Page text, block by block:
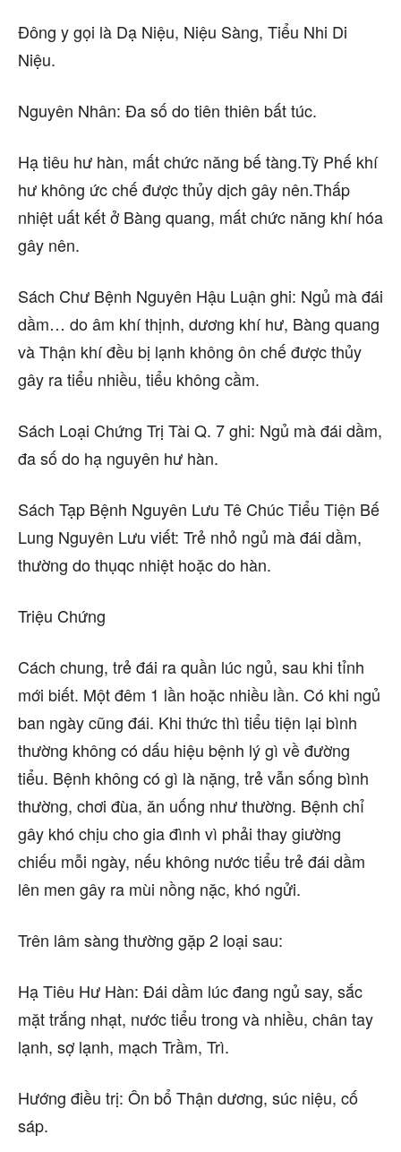
Đông y gọi là Dạ Niệu, Niệu Sàng, Tiểu Nhi Di
Niệu.
Nguyên Nhân: Đa số do tiên thiên bất túc.
Hạ tiêu hư hàn, mất chức năng bế tàng.Tỳ Phế khí
hư không ức chế được thủy dịch gây nên.Thấp
nhiệt uất kết ở Bàng quang, mất chức năng khí hóa
gây nên.
Sách Chư Bệnh Nguyên Hậu Luận ghi: Ngủ mà đái
dầm… do âm khí thịnh, dương khí hư, Bàng quang
và Thận khí đều bị lạnh không ôn chế được thủy
gây ra tiểu nhiều, tiểu không cầm.
Sách Loại Chứng Trị Tài Q. 7 ghi: Ngủ mà đái dầm,
đa số do hạ nguyên hư hàn.
Sách Tạp Bệnh Nguyên Lưu Tê Chúc Tiểu Tiện Bế
Lung Nguyên Lưu viết: Trẻ nhỏ ngủ mà đái dầm,
thường do thụqc nhiệt hoặc do hàn.
Triệu Chứng
Cách chung, trẻ đái ra quần lúc ngủ, sau khi tỉnh
mới biết. Một đêm 1 lần hoặc nhiều lần. Có khi ngủ
ban ngày cũng đái. Khi thức thì tiểu tiện lại bình
thường không có dấu hiệu bệnh lý gì về đường
tiểu. Bệnh không có gì là nặng, trẻ vẫn sống bình
thường, chơi đùa, ăn uống như thường. Bệnh chỉ
gây khó chịu cho gia đình vì phải thay giường
chiếu mỗi ngày, nếu không nước tiểu trẻ đái dầm
lên men gây ra mùi nồng nặc, khó ngửi.
Trên lâm sàng thường gặp 2 loại sau:
Hạ Tiêu Hư Hàn: Đái dầm lúc đang ngủ say, sắc
mặt trắng nhạt, nước tiểu trong và nhiều, chân tay
lạnh, sợ lạnh, mạch Trầm, Trì.
Hướng điều trị: Ôn bổ Thận dương, súc niệu, cố
sáp.